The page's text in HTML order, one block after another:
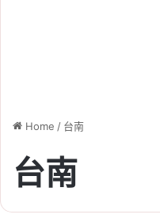
Home / 台南
台南